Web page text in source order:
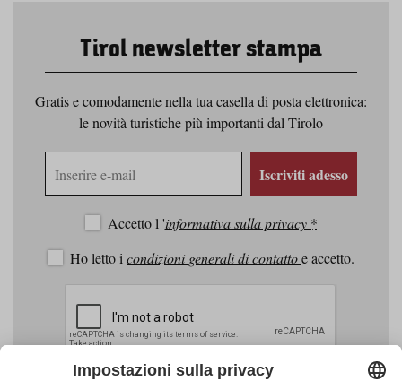
Tirol newsletter stampa
Gratis e comodamente nella tua casella di posta elettronica:
le novità turistiche più importanti dal Tirolo
Iscriviti adesso
Accetto l 'informativa sulla privacy *
Ho letto i condizioni generali di contattoe accetto.